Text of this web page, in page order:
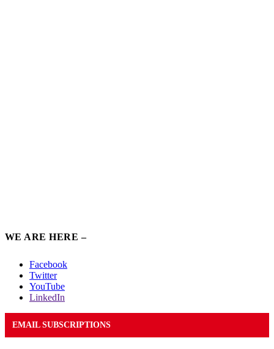
WE ARE HERE –
Facebook
Twitter
YouTube
LinkedIn
EMAIL SUBSCRIPTIONS